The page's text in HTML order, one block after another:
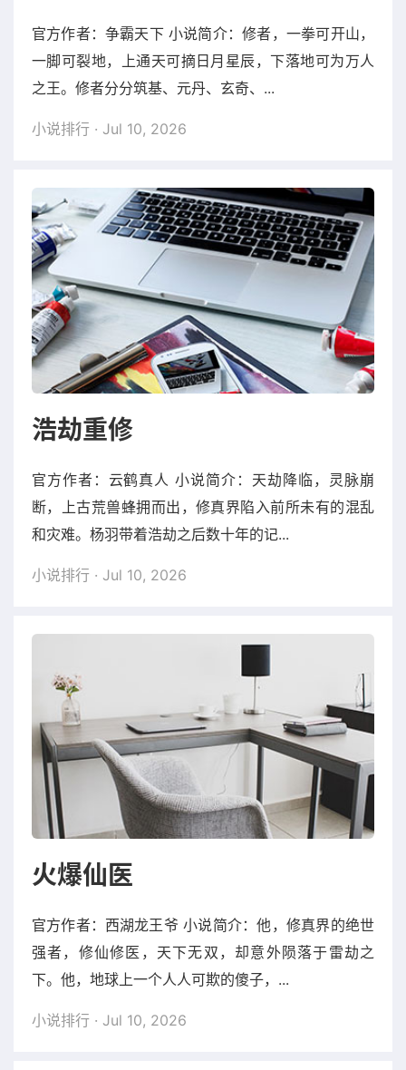
官方作者：争霸天下 小说简介：修者，一拳可开山，
一脚可裂地，上通天可摘日月星辰，下落地可为万人
之王。修者分分筑基、元丹、玄奇、...
小说排行 · Jul 10, 2026
浩劫重修
官方作者：云鹤真人 小说简介：天劫降临，灵脉崩
断，上古荒兽蜂拥而出，修真界陷入前所未有的混乱
和灾难。杨羽带着浩劫之后数十年的记...
小说排行 · Jul 10, 2026
火爆仙医
官方作者：西湖龙王爷 小说简介：他，修真界的绝世
强者，修仙修医，天下无双，却意外陨落于雷劫之
下。他，地球上一个人人可欺的傻子，...
小说排行 · Jul 10, 2026